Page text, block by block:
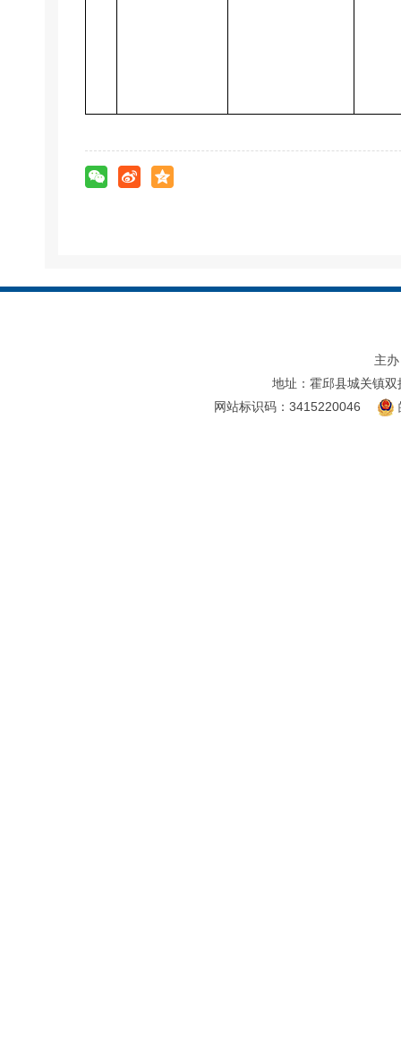
主
地址：霍邱县城关镇双
网站标识码：3415220046